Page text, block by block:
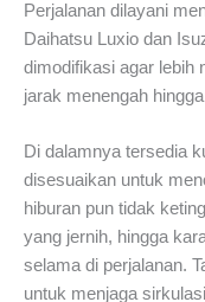
Perjalanan dilayani
Daihatsu Luxio dan
dimodifikasi agar lebih
jarak menengah
Di dalamnya tersedia
disesuaikan untuk
hiburan pun tidak
yang jernih, hingga
selama di perjalanan.
untuk menjaga